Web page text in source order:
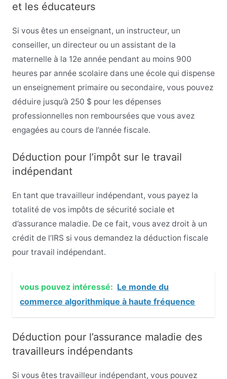
et les éducateurs
Si vous êtes un enseignant, un instructeur, un
conseiller, un directeur ou un assistant de la
maternelle à la 12e année pendant au moins 900
heures par année scolaire dans une école qui dispense
un enseignement primaire ou secondaire, vous pouvez
déduire jusqu’à 250 $ pour les dépenses
professionnelles non remboursées que vous avez
engagées au cours de l’année fiscale.
Déduction pour l’impôt sur le travail
indépendant
En tant que travailleur indépendant, vous payez la
totalité de vos impôts de sécurité sociale et
d’assurance maladie. De ce fait, vous avez droit à un
crédit de l’IRS si vous demandez la déduction fiscale
pour travail indépendant.
vous pouvez intéressé: Le monde du
commerce algorithmique à haute fréquence
Déduction pour l’assurance maladie des
travailleurs indépendants
Si vous êtes travailleur indépendant, vous pouvez